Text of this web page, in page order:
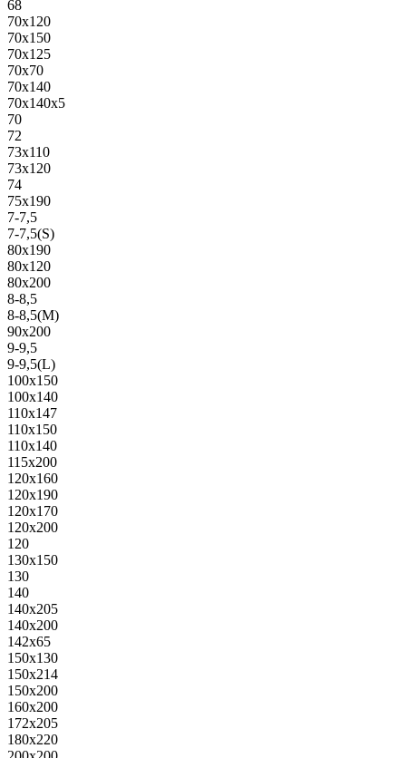
68
70х120
70х150
70х125
70х70
70х140
70х140х5
70
72
73х110
73х120
74
75х190
7-7,5
7-7,5(S)
80х190
80х120
80х200
8-8,5
8-8,5(M)
90х200
9-9,5
9-9,5(L)
100х150
100х140
110х147
110х150
110х140
115х200
120х160
120х190
120х170
120х200
120
130х150
130
140
140х205
140х200
142х65
150х130
150х214
150х200
160х200
172х205
180х220